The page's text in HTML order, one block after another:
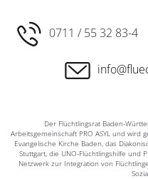
0711 / 55 32 83-4
Der Flüchtlingsrat Baden-
Arbeitsgemeinschaft PRO ASYL und
Evangelische Kirche Baden, das
Stuttgart, die UNO-Flüchtlingshilfe und
Netzwerk zur Integration von